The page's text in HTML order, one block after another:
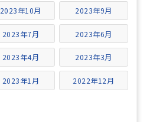
2023年10月 2023年9月
2023年7月 2023年6月
2023年4月 2023年3月
2023年1月 2022年12月